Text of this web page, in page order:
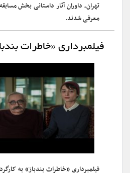
تهران، داوران آثار داستانی بخش
معرفی شدند.
فیلمبرداری «خاطرات
فیلمبرداری «خاطرات بندباز» به